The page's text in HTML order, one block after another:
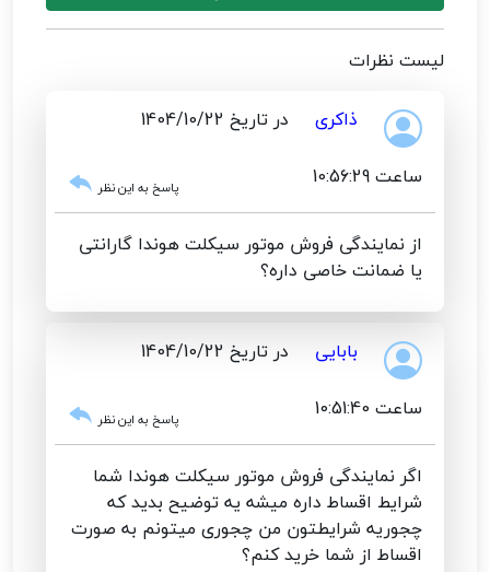
لیست نظرات
ذاکری
در تاریخ 1404/10/22
ساعت 10:56:29
پاسخ به این نظر
از نمایندگی فروش موتور سیکلت هوندا گارانتی
یا ضمانت خاصی داره؟
بابایی
در تاریخ 1404/10/22
ساعت 10:51:40
پاسخ به این نظر
اگر نمایندگی فروش موتور سیکلت هوندا شما
شرایط اقساط داره میشه یه توضیح بدید که
چجوریه شرایطتون من چجوری میتونم به صورت
اقساط از شما خرید کنم؟